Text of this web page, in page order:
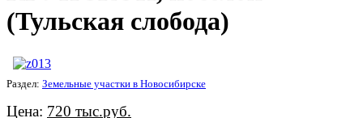
(Тульская слобода)
Раздел: Земельные участки в Новосибирске
Цена: 720 тыс.руб.